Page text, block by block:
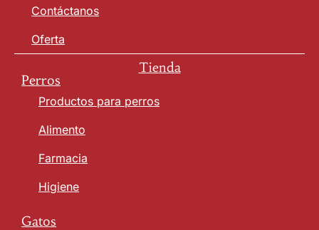
Contáctanos
Oferta
Tienda
Perros
Productos para perros
Alimento
Farmacia
Higiene
Gatos